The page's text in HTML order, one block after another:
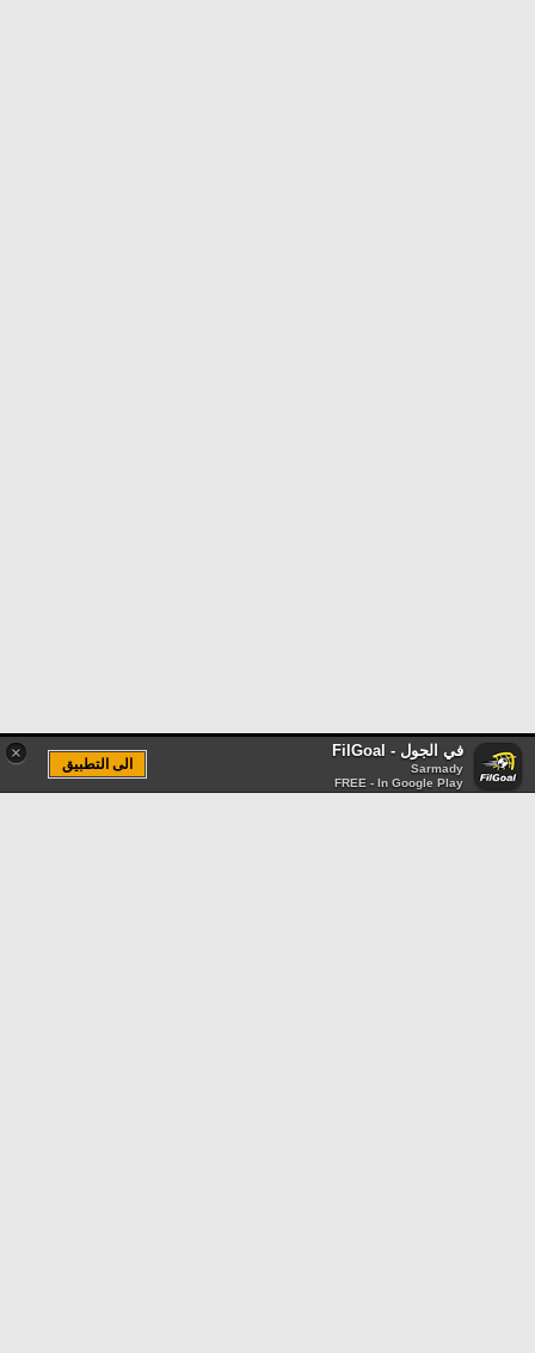
× في الجول - FilGoal
Sarmady
FREE - In Google Play
الى التطبيق